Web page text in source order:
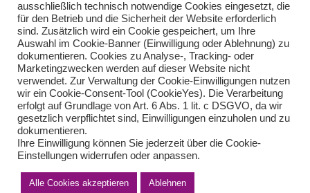
Einlage in BV: Schenkungsteuer Kassennachschau: Unterlagen
Teilen Sie diese Nachricht mit Ihren Freunden oder Kollegen
Impressum Haftungsausschluss
Datenschutzerklärung nach DSGVO
ausschließlich technisch notwendige Cookies eingesetzt, die
für den Betrieb und die Sicherheit der Website erforderlich
sind. Zusätzlich wird ein Cookie gespeichert, um Ihre
Auswahl im Cookie-Banner (Einwilligung oder Ablehnung) zu
dokumentieren. Cookies zu Analyse-, Tracking- oder
Marketingzwecken werden auf dieser Website nicht
verwendet. Zur Verwaltung der Cookie-Einwilligungen nutzen
wir ein Cookie-Consent-Tool (CookieYes). Die Verarbeitung
erfolgt auf Grundlage von Art. 6 Abs. 1 lit. c DSGVO, da wir
gesetzlich verpflichtet sind, Einwilligungen einzuholen und zu
dokumentieren.
Ihre Einwilligung können Sie jederzeit über die Cookie-
Einstellungen widerrufen oder anpassen.
Alle Cookies akzeptieren Ablehnen